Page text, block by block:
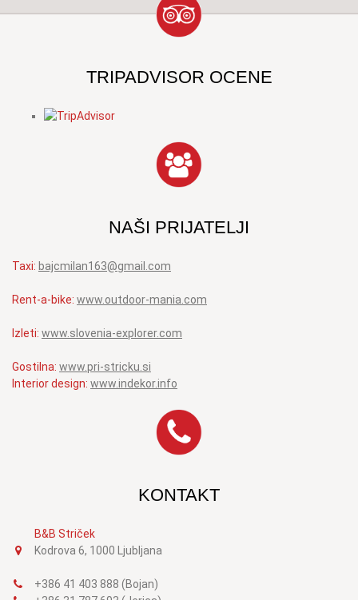
TRIPADVISOR OCENE
NAŠI PRIJATELJI
Taxi: bajcmilan163@gmail.com
Rent-a-bike: www.outdoor-mania.com
Izleti: www.slovenia-explorer.com
Gostilna: www.pri-stricku.si
Interior design: www.indekor.info
KONTAKT
B&B Striček
Kodrova 6, 1000 Ljubljana
+386 41 403 888 (Bojan)